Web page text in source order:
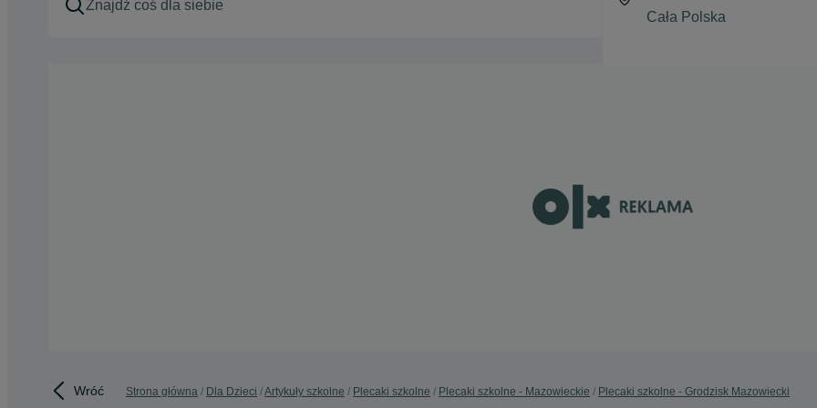
Wróć Strona główna Dla Dzieci Artykuły szkolne Plecaki szkolne Plecaki szkolne - Mazowieckie Plecaki szkolne - Grodzisk Mazowiecki